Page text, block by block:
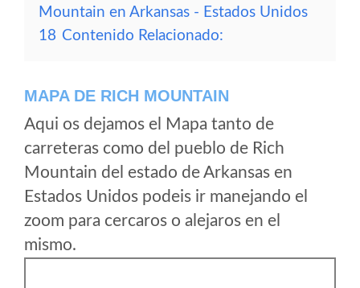
Mountain en Arkansas - Estados Unidos
18 Contenido Relacionado:
MAPA DE RICH MOUNTAIN
Aqui os dejamos el Mapa tanto de
carreteras como del pueblo de Rich
Mountain del estado de Arkansas en
Estados Unidos podeis ir manejando el
zoom para cercaros o alejaros en el
mismo.